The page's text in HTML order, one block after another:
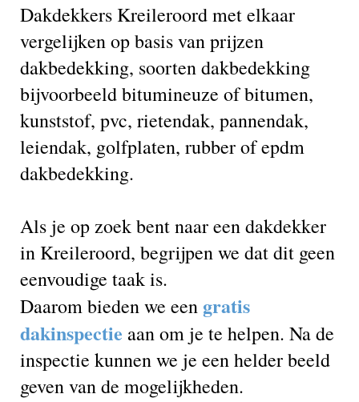
Dakdekkers Kreileroord met elkaar
vergelijken op basis van prijzen
dakbedekking, soorten dakbedekking
bijvoorbeeld bitumineuze of bitumen,
kunststof, pvc, rietendak, pannendak,
leiendak, golfplaten, rubber of epdm
dakbedekking.
Als je op zoek bent naar een dakdekker
in Kreileroord, begrijpen we dat dit geen
eenvoudige taak is.
Daarom bieden we een gratis
dakinspectie aan om je te helpen. Na de
inspectie kunnen we je een helder beeld
geven van de mogelijkheden.